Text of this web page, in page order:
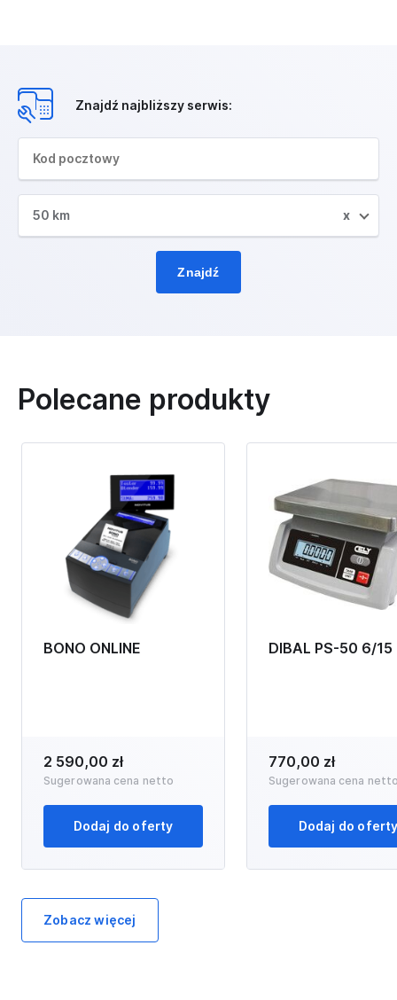
Znajdź najbliższy serwis:
50 km x
Znajdź
Polecane produkty
BONO ONLINE
2 590,00 zł
Sugerowana cena netto
Dodaj do oferty
DIBAL PS-50 6/15
770,00 zł
Sugerowana cena
Dodaj do
Zobacz więcej